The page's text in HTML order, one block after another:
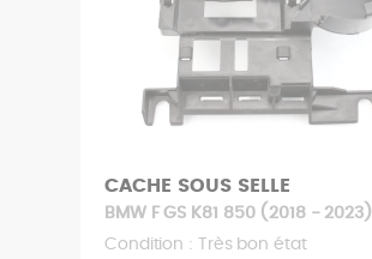
CACHE SOUS SELLE
BMW F GS K81 850 (2018 - 2023)
Condition : Très bon état